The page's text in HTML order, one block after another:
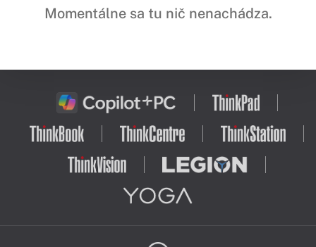
Momentálne sa tu nič nenachádza.